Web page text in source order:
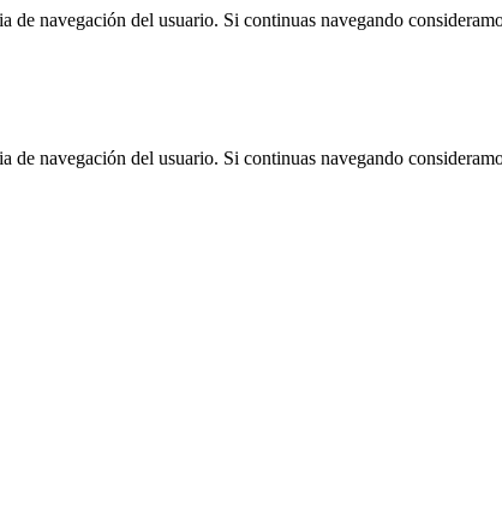
navegación del usuario. Si continuas navegando
navegación del usuario. Si continuas navegando